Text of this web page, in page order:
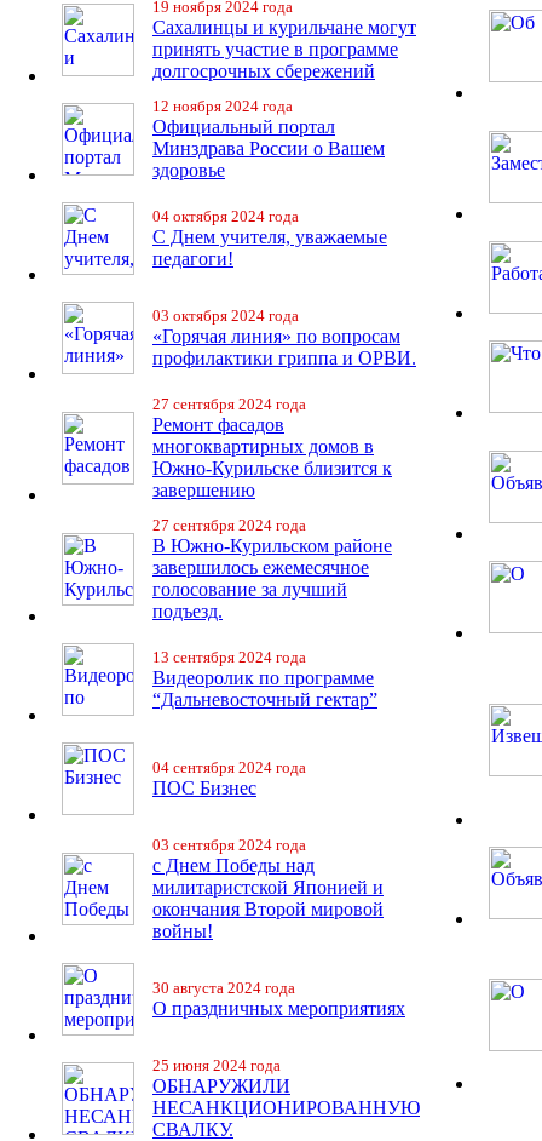
19 ноября 2024 года
Сахалинцы и курильчане могут
принять участие в программе
долгосрочных сбережений
12 ноября 2024 года
Официальный портал
Минздрава России о Вашем
здоровье
04 октября 2024 года
С Днем учителя, уважаемые
педагоги!
03 октября 2024 года
«Горячая линия» по вопросам
профилактики гриппа и ОРВИ.
27 сентября 2024 года
Ремонт фасадов
многоквартирных домов в
Южно-Курильске близится к
завершению
27 сентября 2024 года
В Южно-Курильском районе
завершилось ежемесячное
голосование за лучший
подъезд.
13 сентября 2024 года
Видеоролик по программе
“Дальневосточный гектар”
04 сентября 2024 года
ПОС Бизнес
03 сентября 2024 года
с Днем Победы над
милитаристской Японией и
окончания Второй мировой
войны!
30 августа 2024 года
О праздничных мероприятиях
25 июня 2024 года
ОБНАРУЖИЛИ
НЕСАНКЦИОНИРОВАННУЮ
СВАЛКУ.